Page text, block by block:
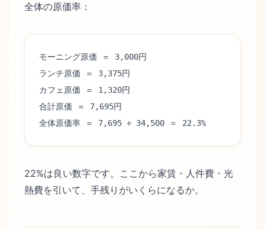
全体の原価率：
モーニング原価 ＝ 3,000円
ランチ原価 ＝ 3,375円
カフェ原価 ＝ 1,320円
合計原価 ＝ 7,695円
全体原価率 ＝ 7,695 ÷ 34,500 ＝ 22.3%
22%は良い数字です。ここから家賃・人件費・光
熱費を引いて、手残りがいくらになるか。